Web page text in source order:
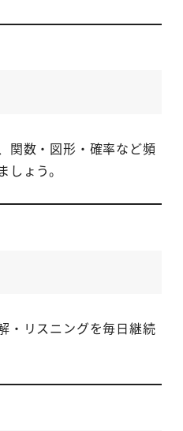
関数・図形・確率など頻
ょう。
・リスニングを毎日継続